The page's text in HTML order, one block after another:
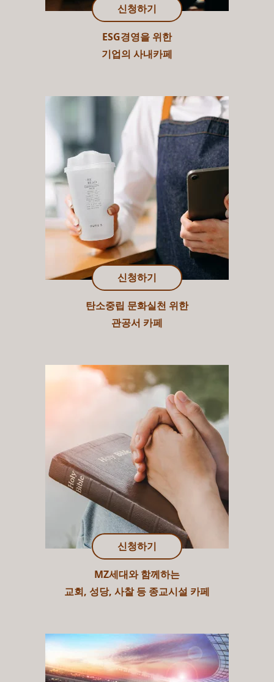
신청하기
ESG경영을 위한
기업의 사내카페
신청하기
탄소중립 문화실천 위한
관공서 카페
신청하기
MZ세대와 함께하는
교회, 성당, 사찰 등 종교시설 카페